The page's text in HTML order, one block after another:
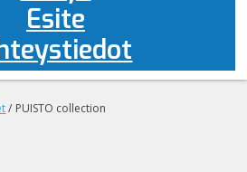
Esite
/ PUISTO collection